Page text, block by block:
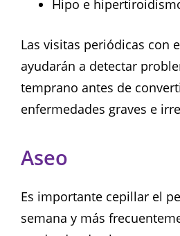
Hipo e
Las visitas periódicas con
ayudarán a detectar
temprano antes de
enfermedades graves e
Aseo
Es importante cepillar el
semana y más